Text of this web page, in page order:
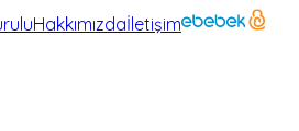
Hakkımızdaİletişim